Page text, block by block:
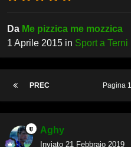
Da Me pizzica me mozzica
1 Aprile 2015 in Sport a Terni
PREC Pagina
Aghy
Inviato 21 Febbraio 2019